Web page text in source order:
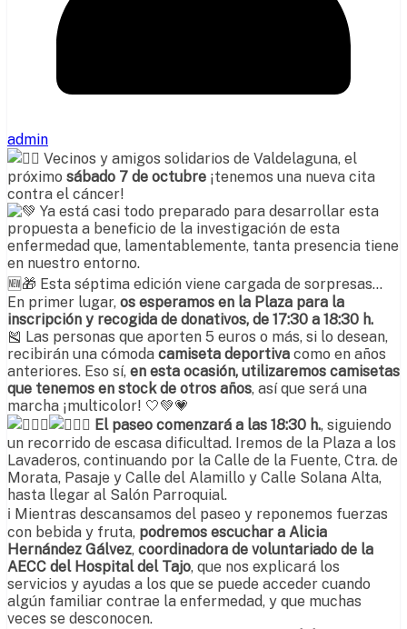
admin
Vecinos y amigos solidarios de Valdelaguna, el
próximo sábado 7 de octubre ¡tenemos una nueva cita
contra el cáncer!
Ya está casi todo preparado para desarrollar esta
propuesta a beneficio de la investigación de esta
enfermedad que, lamentablemente, tanta presencia tiene
en nuestro entorno.
🆕🎁 Esta séptima edición viene cargada de sorpresas…
En primer lugar, os esperamos en la Plaza para la
inscripción y recogida de donativos, de 17:30 a 18:30 h.
🎽 Las personas que aporten 5 euros o más, si lo desean,
recibirán una cómoda camiseta deportiva como en años
anteriores. Eso sí, en esta ocasión, utilizaremos camisetas
que tenemos en stock de otros años, así que será una
marcha ¡multicolor! 🤍💚💗
El paseo comenzará a las 18:30 h., siguiendo
un recorrido de escasa dificultad. Iremos de la Plaza a los
Lavaderos, continuando por la Calle de la Fuente, Ctra. de
Morata, Pasaje y Calle del Alamillo y Calle Solana Alta,
hasta llegar al Salón Parroquial.
ℹ Mientras descansamos del paseo y reponemos fuerzas
con bebida y fruta, podremos escuchar a Alicia
Hernández Gálvez, coordinadora de voluntariado de la
AECC del Hospital del Tajo, que nos explicará los
servicios y ayudas a los que se puede acceder cuando
algún familiar contrae la enfermedad, y que muchas
veces se desconocen.